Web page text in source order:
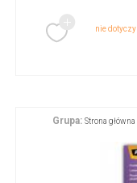
nie dotyczy
Grupa: Strona główna